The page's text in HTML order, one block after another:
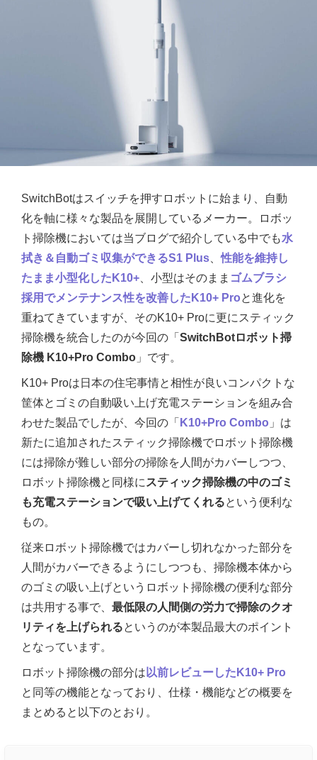
SwitchBotはスイッチを押すロボットに始まり、自動
化を軸に様々な製品を展開しているメーカー。ロボッ
ト掃除機においては当ブログで紹介している中でも水
拭き＆自動ゴミ収集ができるS1 Plus 、性能を維持し
たまま小型化したK10+ 、小型はそのまま ゴムブラシ
採用でメンテナンス性を改善したK10+ Proと進化を
重ねてきていますが、そのK10+ Proに更にスティック
掃除機を統合したのが今回の「 SwitchBotロボット掃
除機 K10+Pro Combo 」です。
K10+ Proは日本の住宅事情と相性が良いコンパクトな
筐体とゴミの自動吸い上げ充電ステーションを組み合
わせた製品でしたが、今回の「 K10+Pro Combo 」は
新たに追加されたスティック掃除機でロボット掃除機
には掃除が難しい部分の掃除を人間がカバーしつつ、
ロボット掃除機と同様に スティック掃除機の中のゴミ
も充電ステーションで吸い上げてくれるという便利な
もの。
従来ロボット掃除機ではカバーし切れなかった部分を
人間がカバーできるようにしつつも、掃除機本体から
のゴミの吸い上げというロボット掃除機の便利な部分
は共用する事で、 最低限の人間側の労力で掃除のクオ
リティを上げられるというのが本製品最大のポイント
となっています。
ロボット掃除機の部分は 以前レビューしたK10+ Pro
と同等の機能となっており、仕様・機能などの概要を
まとめると以下のとおり。